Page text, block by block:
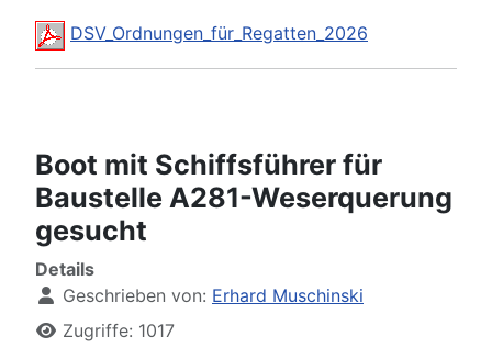
DSV_Ordnungen_für_Regatten_2026
Boot mit Schiffsführer für
Baustelle A281-Weserquerung
gesucht
Details
Geschrieben von: Erhard Muschinski
Zugriffe: 1017